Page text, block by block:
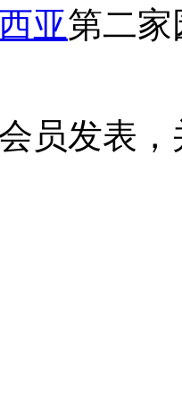
亚第二
员发表